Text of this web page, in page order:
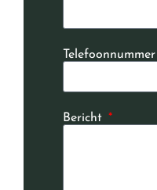
Telefoonnummer
Bericht